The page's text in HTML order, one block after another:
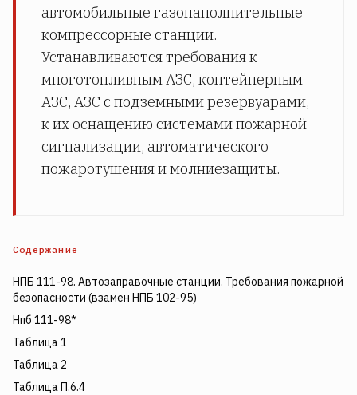
автомобильные газонаполнительные
компрессорные станции.
Устанавливаются требования к
многотопливным АЗС, контейнерным
АЗС, АЗС с подземными резервуарами,
к их оснащению системами пожарной
сигнализации, автоматического
пожаротушения и молниезащиты.
Содержание
НПБ 111-98. Автозаправочные станции. Требования пожарной
безопасности (взамен НПБ 102-95)
Нпб 111-98*
Таблица 1
Таблица 2
Таблица П.6.4